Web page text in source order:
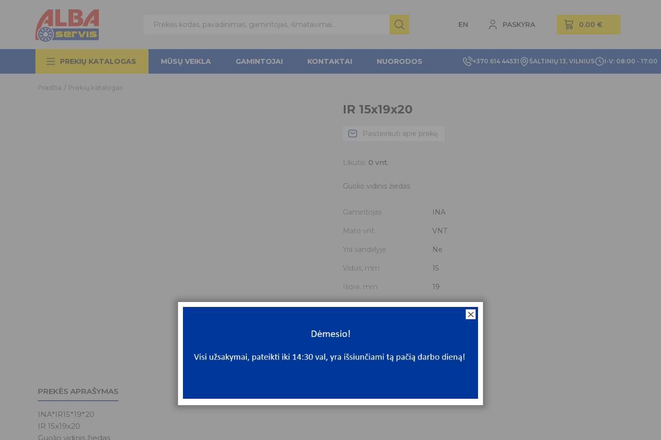
EN PASKYRA
+370 614 44531 ŠALTINIŲ 13, VILNIUS I-V: 08:00 - 17:00
PREKIŲ KATALOGAS MŪSŲ VEIKLA GAMINTOJAI KONTAKTAI NUORODOS
Pradžia / Prekių katalogas
IR 15x19x20
Pasiteirauti apie prekę
Likutis: 0 vnt.
Guolio vidinis žiedas
Gamintojas INA
Mato vnt. VNT
Yra sandėlyje Ne
Vidus, mm 15
Išorė, mm 19
Storis, mm 20
PREKĖS APRAŠYMAS
INA*IR15*19*20
IR 15x19x20
Guolio vidinis žiedas